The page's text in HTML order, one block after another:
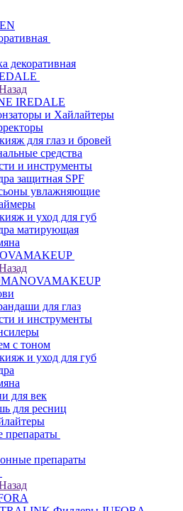
декоративная
IREDALE
и Хайлайтеры
для глаз и бровей
средства
и инструменты
защитная SPF
увлажняющие
и уход для губ
матирующая
для глаз
и инструменты
с тоном
и уход для губ
для век
для ресниц
препараты
препараты